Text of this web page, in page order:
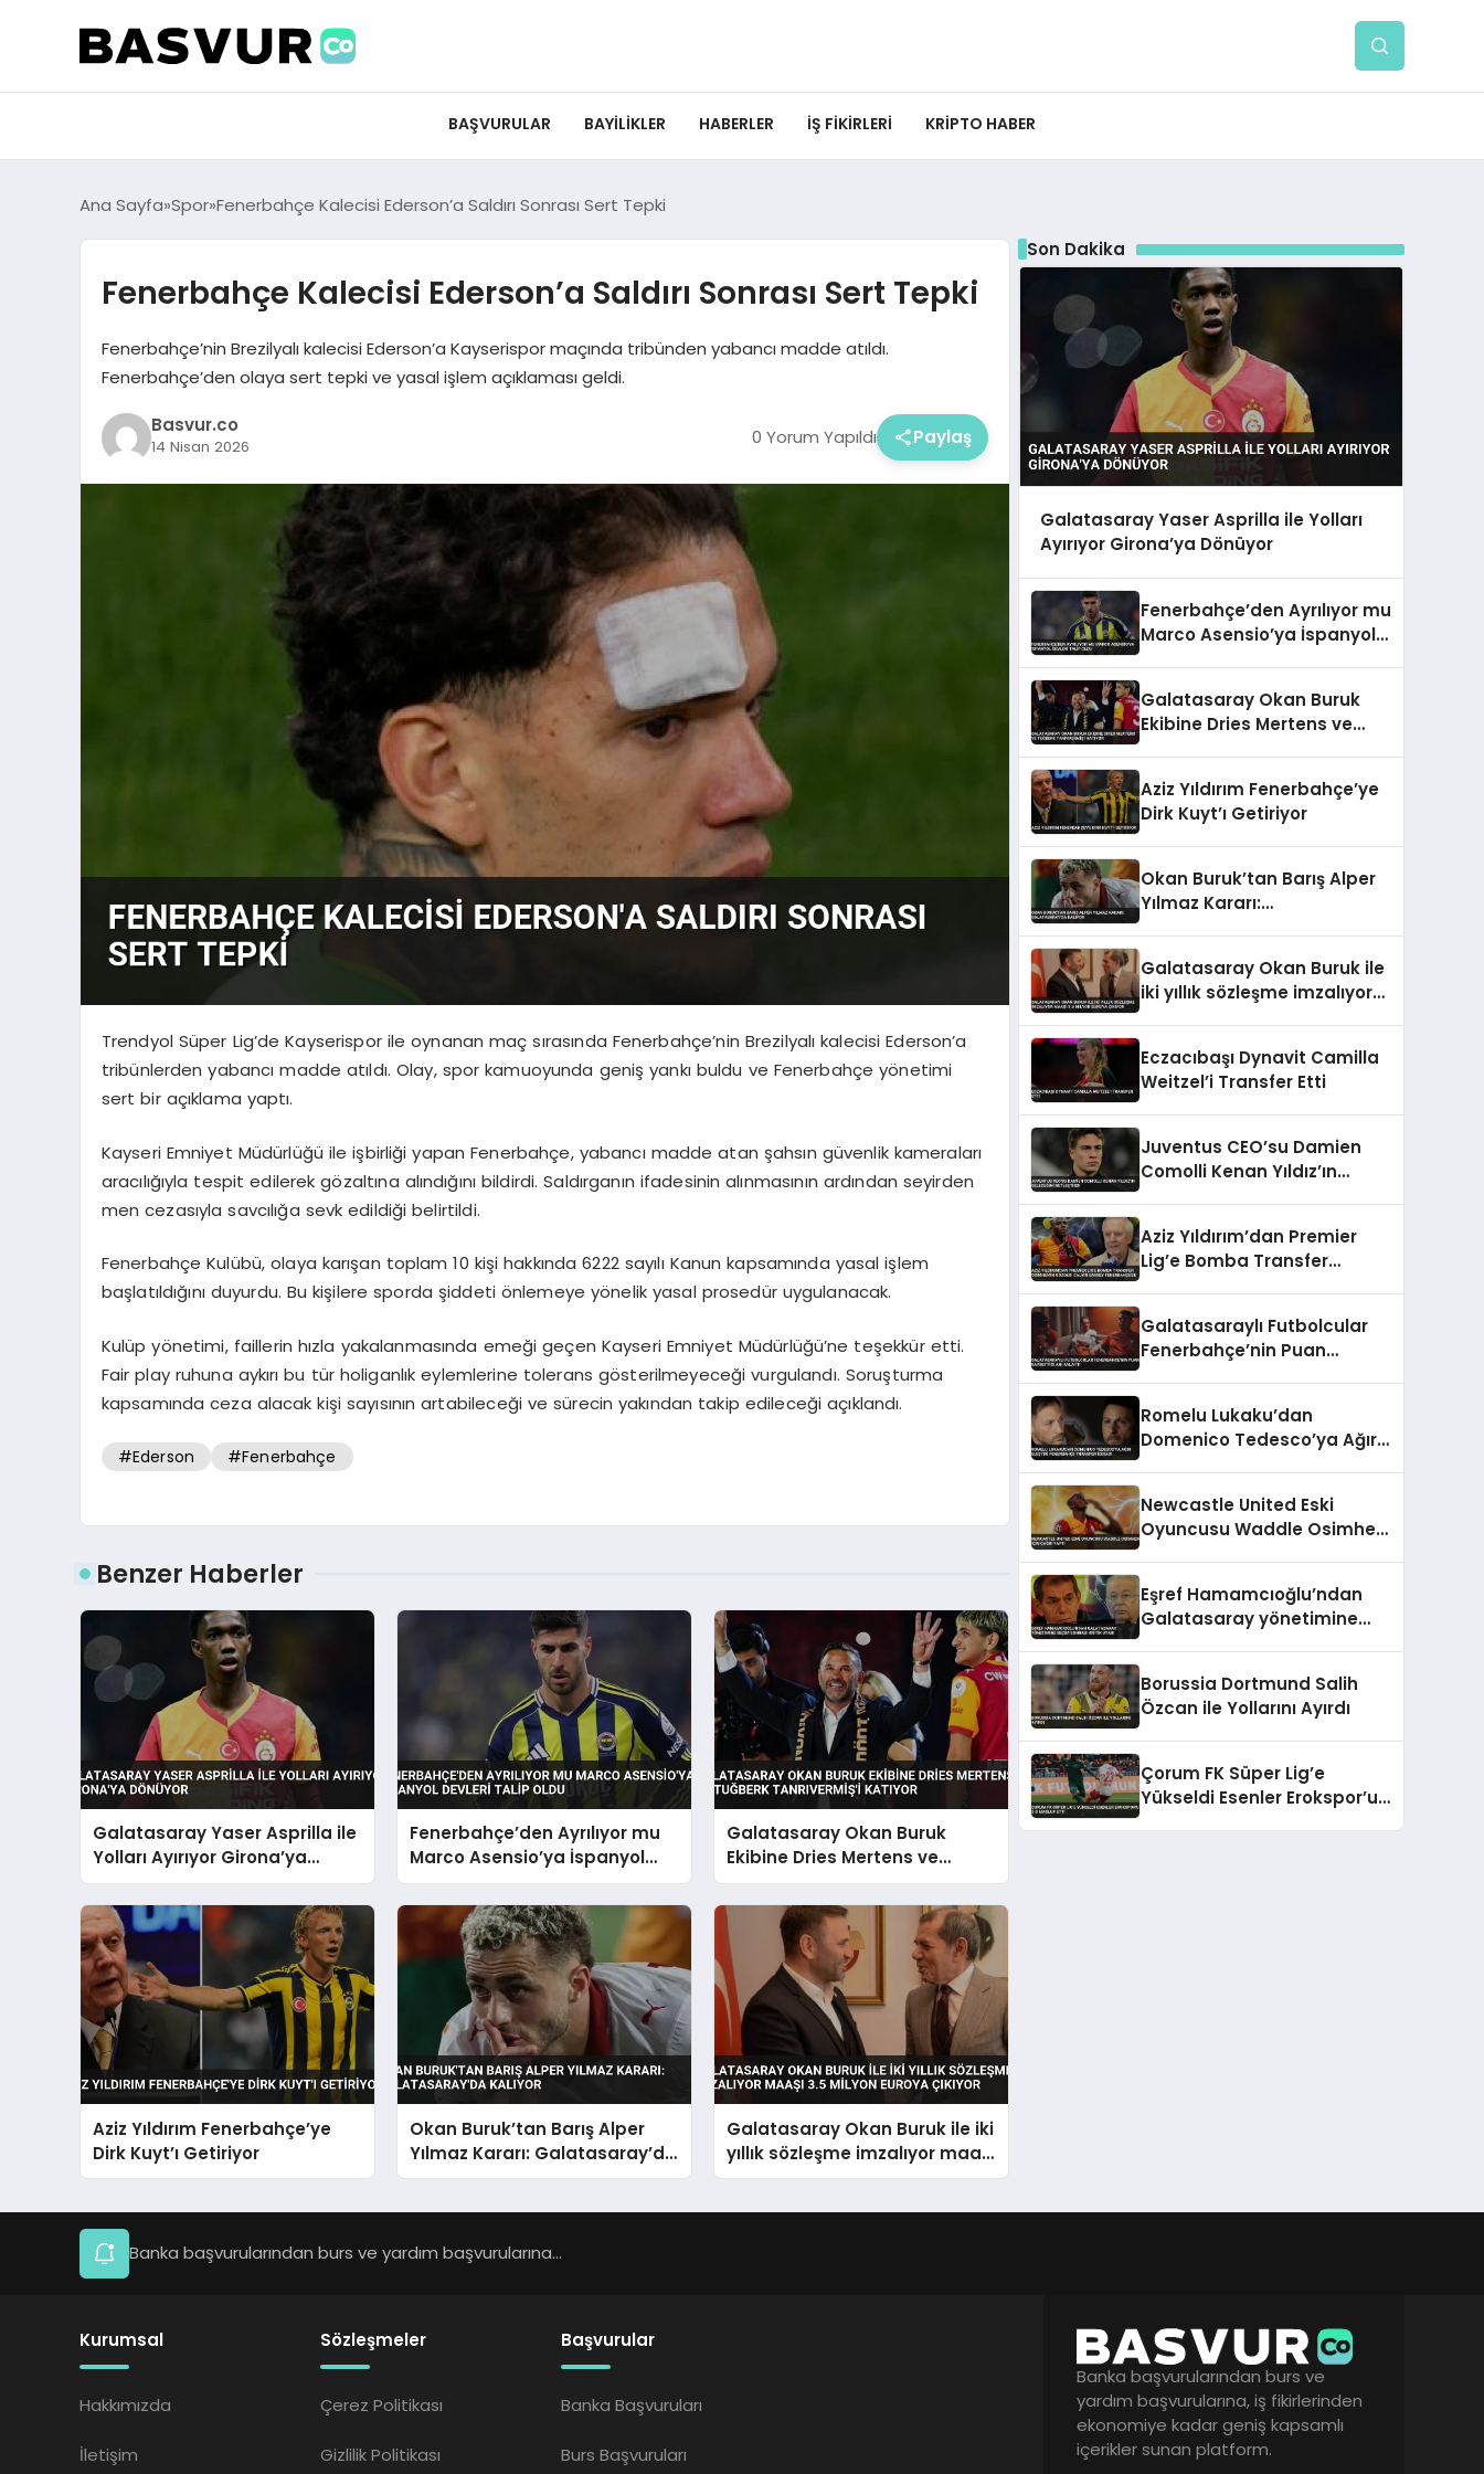
BAŞVURULAR BAYILIKLER HABERLER İŞ FIKIRLERI KRIPTO HABER
Ana Sayfa Spor Fenerbahçe Kalecisi Ederson’a Saldırı Sonrası Sert Tepki
Fenerbahçe Kalecisi Ederson’a Saldırı Sonrası Sert Tepki
Fenerbahçe’nin Brezilyalı kalecisi Ederson’a Kayserispor maçında tribünden yabancı madde atıldı.
Fenerbahçe’den olaya sert tepki ve yasal işlem açıklaması geldi.
Basvur.co
14 Nisan 2026 0 Yorum Yapıldı Paylaş
Trendyol Süper Lig’de Kayserispor ile oynanan maç sırasında Fenerbahçe’nin Brezilyalı kalecisi Ederson’a
tribünlerden yabancı madde atıldı. Olay, spor kamuoyunda geniş yankı buldu ve Fenerbahçe yönetimi
sert bir açıklama yaptı.
Kayseri Emniyet Müdürlüğü ile işbirliği yapan Fenerbahçe, yabancı madde atan şahsın güvenlik kameraları
aracılığıyla tespit edilerek gözaltına alındığını bildirdi. Saldırganın ifadesinin alınmasının ardından seyirden
men cezasıyla savcılığa sevk edildiği belirtildi.
Fenerbahçe Kulübü, olaya karışan toplam 10 kişi hakkında 6222 sayılı Kanun kapsamında yasal işlem
başlatıldığını duyurdu. Bu kişilere sporda şiddeti önlemeye yönelik yasal prosedür uygulanacak.
Kulüp yönetimi, faillerin hızla yakalanmasında emeği geçen Kayseri Emniyet Müdürlüğü’ne teşekkür etti.
Fair play ruhuna aykırı bu tür holiganlık eylemlerine tolerans gösterilmeyeceği vurgulandı. Soruşturma
kapsamında ceza alacak kişi sayısının artabileceği ve sürecin yakından takip edileceği açıklandı.
#Ederson #Fenerbahçe
Benzer Haberler
Galatasaray Yaser Asprilla ile
Yolları Ayırıyor Girona’ya
Dönüyor
Fenerbahçe’den Ayrılıyor mu
Marco Asensio’ya İspanyol
Devleri Talip Oldu
Galatasaray Okan Buruk
Ekibine Dries Mertens ve
Tuğberk Tanrıvermiş’i Katıyor
Aziz Yıldırım Fenerbahçe’ye
Dirk Kuyt’ı Getiriyor
Okan Buruk’tan Barış Alper
Yılmaz Kararı: Galatasaray’da
Kalıyor
Galatasaray Okan Buruk ile iki
yıllık sözleşme imzalıyor maaşı
3.5 milyon euroya çıkıyor
Son Dakika
Galatasaray Yaser Asprilla ile Yolları
Ayırıyor Girona’ya Dönüyor
Fenerbahçe’den Ayrılıyor mu
Marco Asensio’ya İspanyol
Galatasaray Okan Buruk
Ekibine Dries Mertens ve
Aziz Yıldırım Fenerbahçe’ye
Dirk Kuyt’ı Getiriyor
Okan Buruk’tan Barış Alper
Yılmaz Kararı:
Galatasaray Okan Buruk ile
iki yıllık sözleşme imzalıyor
Eczacıbaşı Dynavit Camilla
Weitzel’i Transfer Etti
Juventus CEO’su Damien
Comolli Kenan Yıldız’ın
Aziz Yıldırım’dan Premier
Lig’e Bomba Transfer
Galatasaraylı Futbolcular
Fenerbahçe’nin Puan
Romelu Lukaku’dan
Domenico Tedesco’ya Ağır
Newcastle United Eski
Oyuncusu Waddle Osimhen
Eşref Hamamcıoğlu’ndan
Galatasaray yönetimine
Borussia Dortmund Salih
Özcan ile Yollarını Ayırdı
Çorum FK Süper Lig’e
Yükseldi Esenler Erokspor’u
Banka başvurularından burs ve yardım başvurularına...
Kurumsal
Hakkımızda
İletişim
Sözleşmeler
Çerez Politikası
Gizlilik Politikası
Başvurular
Banka Başvuruları
Burs Başvuruları
Banka başvurularından burs ve
yardım başvurularına, iş fikirlerinden
ekonomiye kadar geniş kapsamlı
içerikler sunan platform.